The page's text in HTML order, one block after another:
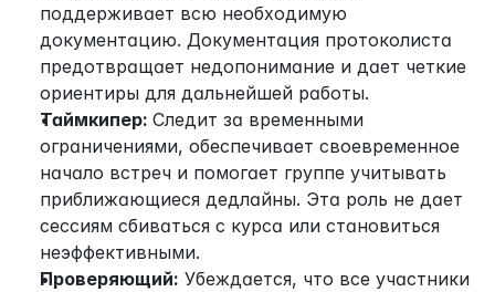
поддерживает всю необходимую
документацию. Документация протоколиста
предотвращает недопонимание и дает четкие
ориентиры для дальнейшей работы.
Таймкипер: Следит за временными
ограничениями, обеспечивает своевременное
начало встреч и помогает группе учитывать
приближающиеся дедлайны. Эта роль не дает
сессиям сбиваться с курса или становиться
неэффективными.
Проверяющий: Убеждается, что все участники